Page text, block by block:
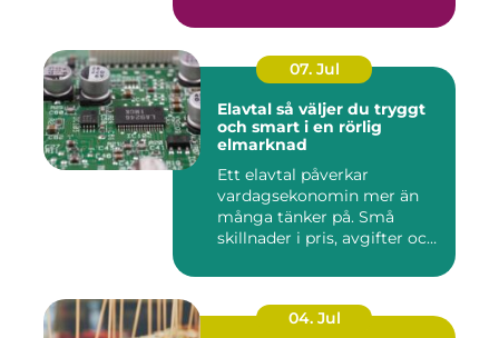
07. Jul
Elavtal så väljer du tryggt
och smart i en rörlig
elmarknad
Ett elavtal påverkar
vardagsekonomin mer än
många tänker på. Små
skillnader i pris, avgifter och
04. Jul